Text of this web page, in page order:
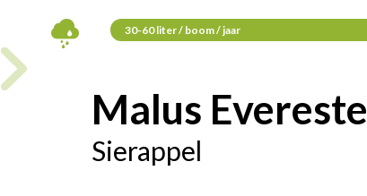
30-60 liter / boom / jaar
Malus Evereste
Sierappel